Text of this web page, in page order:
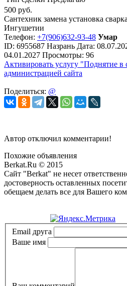
500 руб.
Сантехник замена установка
Ингушетии
Телефон: +7(906)632-93-48 Умар
ID: 6955687 Назрань Дата:
04.01.2027 Просмотры: 96
Активировать услугу "Поднятие в
администрацией сайта
Поделиться: @
Автор отключил комментарии!
Похожие объявления
Berkat.Ru © 2015
Сайт "Berkat" не несет
достоверность оставленных
обещаем делать все для Вашего
Email друга
Ваше имя